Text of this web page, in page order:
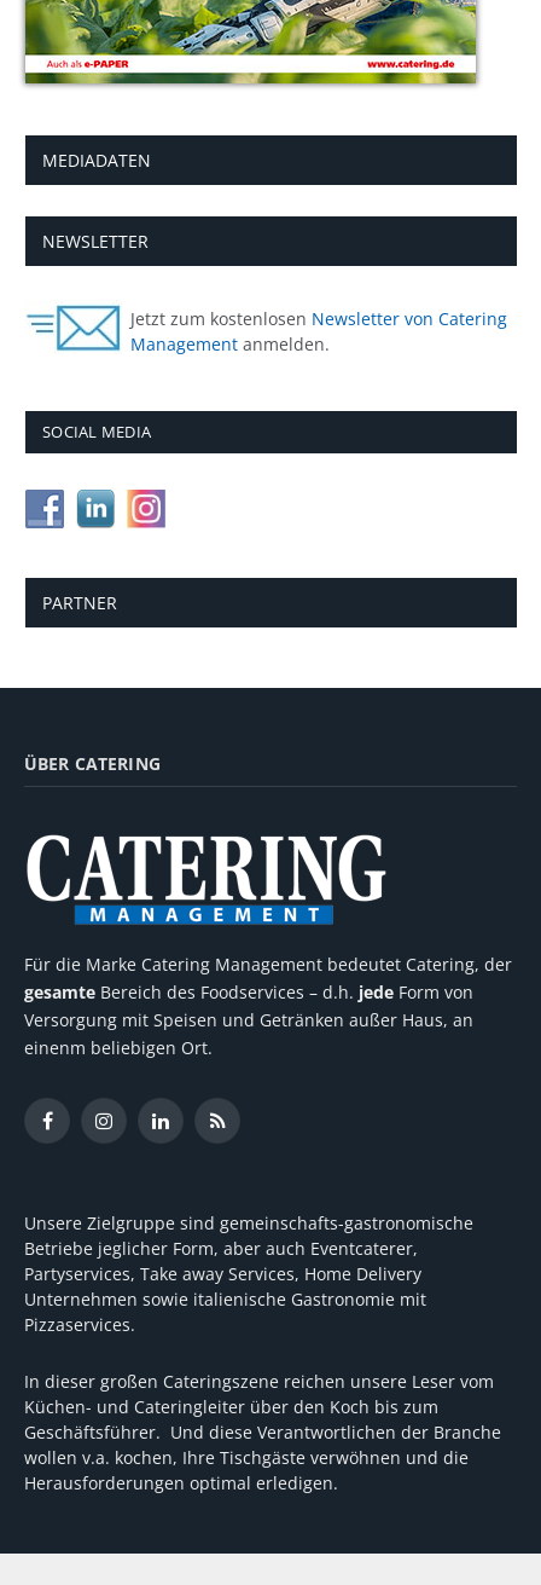
MEDIADATEN
NEWSLETTER
Jetzt zum kostenlosen Newsletter von Catering
Management anmelden.
SOCIAL MEDIA
PARTNER
ÜBER CATERING
Für die Marke Catering Management bedeutet Catering, der
gesamte Bereich des Foodservices – d.h. jede Form von
Versorgung mit Speisen und Getränken außer Haus, an
einenm beliebigen Ort.
FacebookInstagramLinkedInRSS
Unsere Zielgruppe sind gemeinschafts-gastronomische
Betriebe jeglicher Form, aber auch Eventcaterer,
Partyservices, Take away Services, Home Delivery
Unternehmen sowie italienische Gastronomie mit
Pizzaservices.
In dieser großen Cateringszene reichen unsere Leser vom
Küchen- und Cateringleiter über den Koch bis zum
Geschäftsführer. Und diese Verantwortlichen der Branche
wollen v.a. kochen, Ihre Tischgäste verwöhnen und die
Herausforderungen optimal erledigen.